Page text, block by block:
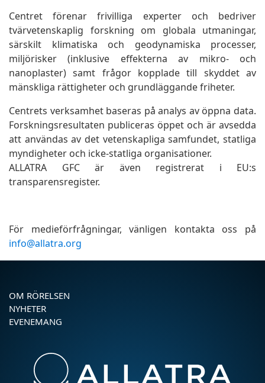
Centret förenar frivilliga experter och bedriver
tvärvetenskaplig forskning om globala utmaningar,
särskilt klimatiska och geodynamiska processer,
miljörisker (inklusive effekterna av mikro- och
nanoplaster) samt frågor kopplade till skyddet av
mänskliga rättigheter och grundläggande friheter.
Centrets verksamhet baseras på analys av öppna data.
Forskningsresultaten publiceras öppet och är avsedda
att användas av det vetenskapliga samfundet, statliga
myndigheter och icke-statliga organisationer.
ALLATRA GFC är även registrerat i EU:s
transparensregister.
För medieförfrågningar, vänligen kontakta oss på
info@allatra.org
OM RÖRELSEN
NYHETER
EVENEMANG